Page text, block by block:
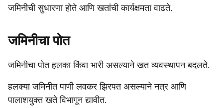
जमिनीची सुधारणा होते आणि खतांची कार्यक्षमता वाढते.
जमिनीचा पोत
जमिनीचा पोत हलका किंवा भारी असल्याने खत व्यवस्थापन बदलते.
हलक्या जमिनीत पाणी लवकर झिरपत असल्याने नत्र आणि
पालाशयुक्त खते विभागून द्यावीत.